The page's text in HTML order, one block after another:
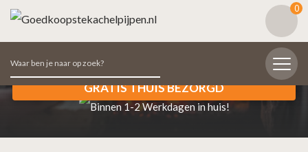
0
Zoeken
naar:
Snelle levering
Binnen 1-2 Werkdagen in huis!
KORTING AANVRAGEN
GRATIS THUIS BEZORGD